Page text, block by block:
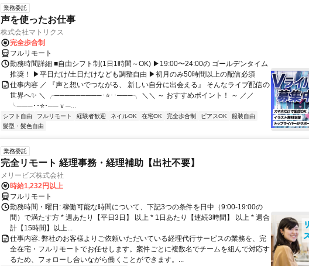
業務委託
声を使ったお仕事
株式会社マトリクス
完全歩合制
フルリモート
勤務時間詳細 ■自由シフト制(1日1時間～OK) ▶19:00〜24:00の ゴールデンタイム
推奨！ ▶平日だけ/土日だけなども調整自由 ▶初月のみ50時間以上の配信必須
仕事内容 ／ 『声と想いでつながる、 新しい自分に出会える』 そんなライブ配信の
世界へ✨ ＼ ╭─────────･⭐･･───╮ ＼＼ ～ おすすめポイント！ ～ ／／
╰───･･⭐･──ｖ─...
シフト自由 フルリモート 経験者歓迎 ネイルOK 在宅OK 完全歩合制 ピアスOK
服装自由
髪型・髪色自由
業務委託
完全リモート 経理事務・経理補助【出社不要】
メリービズ株式会社
時給1,232円以上
フルリモート
勤務時間・曜日: 稼働可能な時間について、下記3つの条件を日中（9:00-19:00の
間）で満たす方 * 週あたり【平日3日】 以上 * 1日あたり【連続3時間】 以上 * 週合
計【15時間】以上...
仕事内容: 弊社のお客様よりご依頼いただいている経理代行サービスの業務を、完
全在宅・フルリモートでお任せします。案件ごとに複数名でチームを組んで対応す
るため、フォローし合いながら働くことができます。...